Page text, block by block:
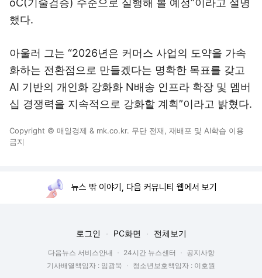
oC(기술검증) 수준으로 실행해 볼 예정”이라고 설명
했다.
아울러 그는 “2026년은 커머스 사업의 도약을 가속
화하는 전환점으로 만들겠다는 명확한 목표를 갖고
AI 기반의 개인화 강화화 N배송 인프라 확장 및 멤버
십 경쟁력을 지속적으로 강화할 계획”이라고 밝혔다.
Copyright © 매일경제 & mk.co.kr. 무단 전재, 재배포 및 AI학습 이용
금지
뉴스 밖 이야기, 다음 커뮤니티 웹에서 보기
로그인 PC화면 전체보기
다음뉴스 서비스안내 24시간 뉴스센터
공지사항
기사배열책임자 : 임광욱
청소년보호책임자 : 이호원